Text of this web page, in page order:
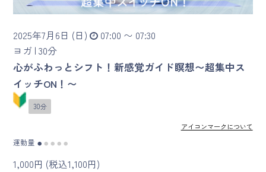
yoggy mommy
マイページ
ログイン
会員規約について
2025年7月6日 (日)
07:00 〜 07:30
ヨガ | 30分
心がふわっとシフト！新感覚ガイド瞑想〜超集中ス
イッチON！〜
30分
アイコンマークについて
運動量 ● ● ● ● ●
1,000円 (税込1,100円)